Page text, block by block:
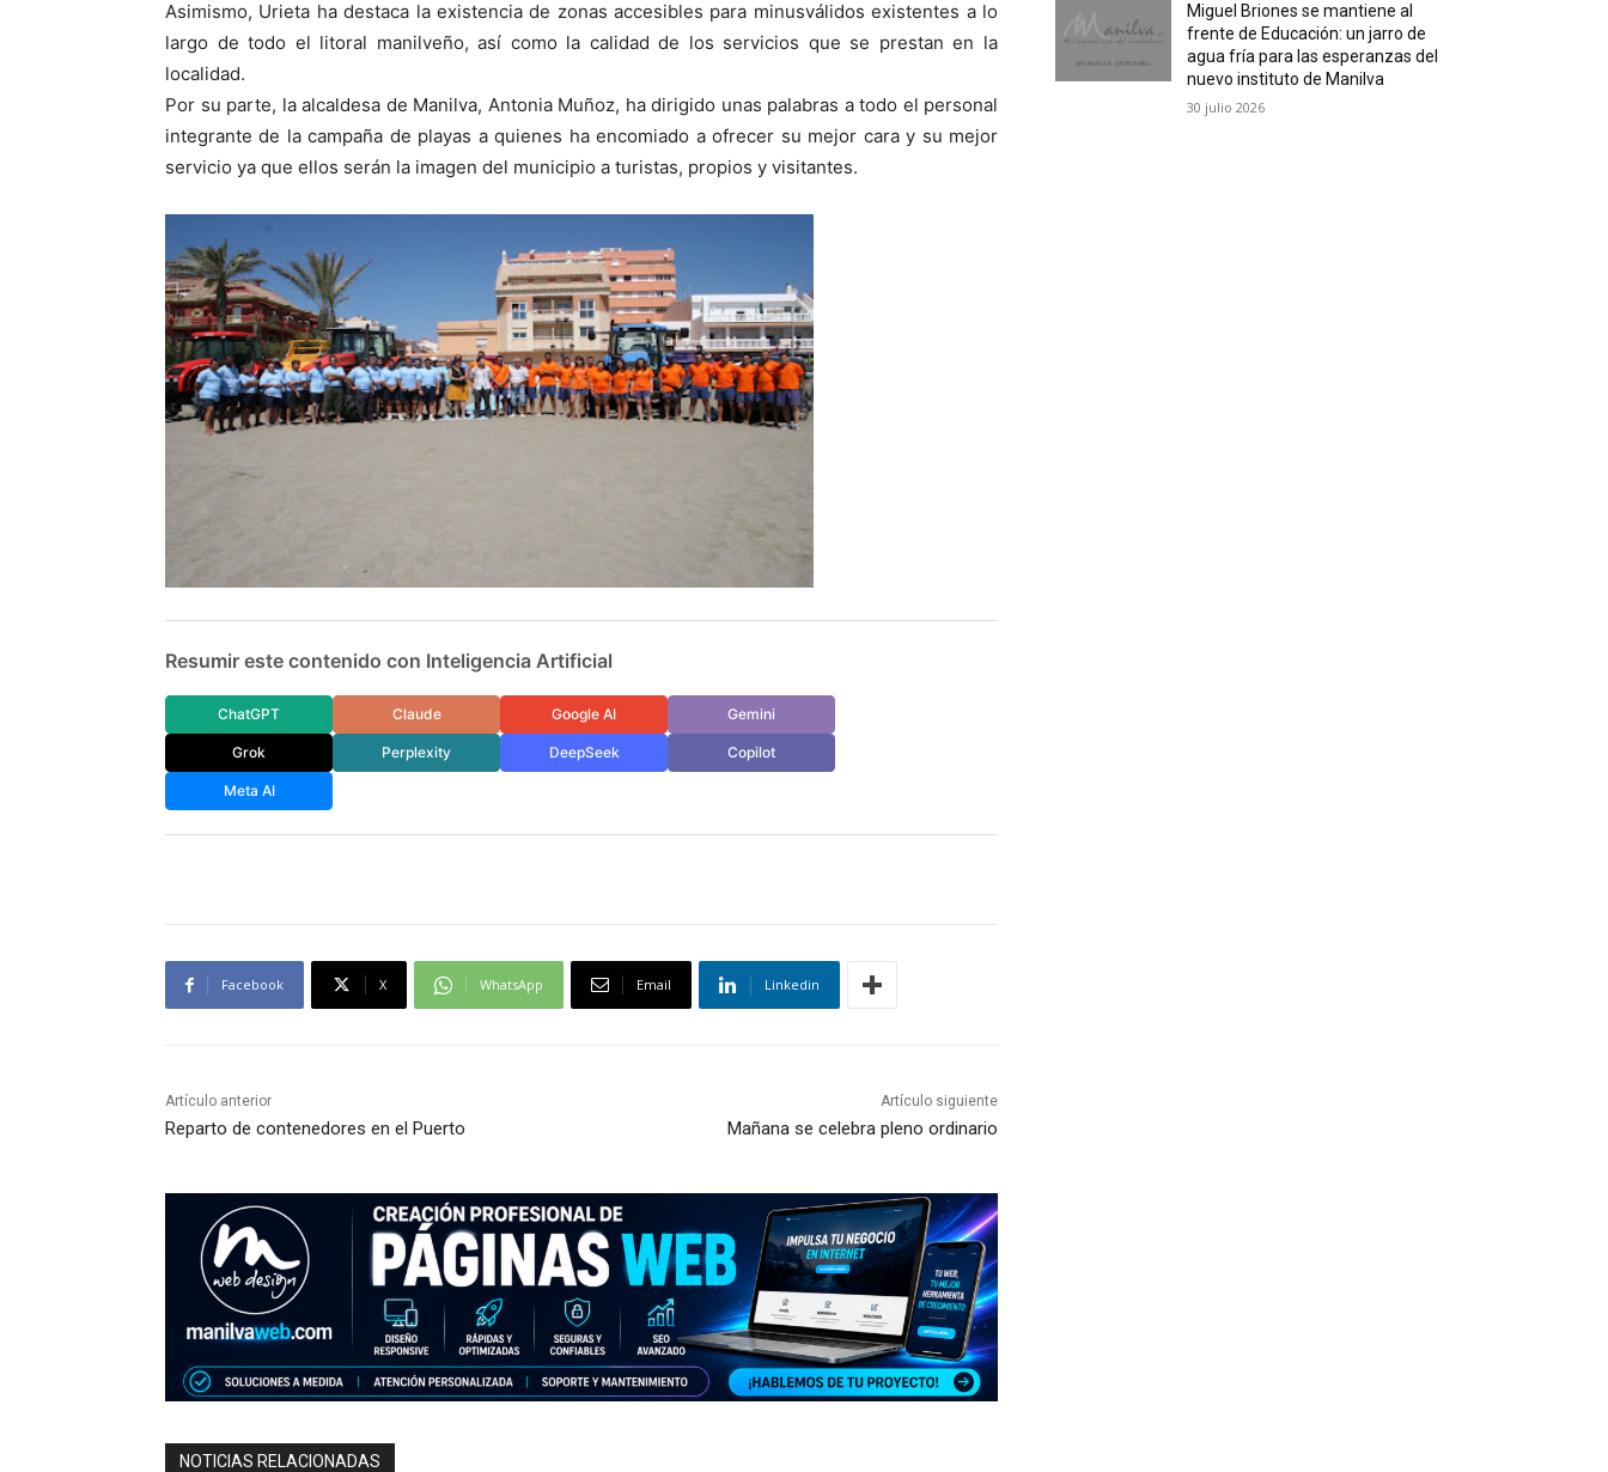
Asimismo, Urieta ha destaca la existencia de zonas accesibles para minusválidos existentes a lo
largo de todo el litoral manilveño, así como la calidad de los servicios que se prestan en la
localidad.
Por su parte, la alcaldesa de Manilva, Antonia Muñoz, ha dirigido unas palabras a todo el personal
integrante de la campaña de playas a quienes ha encomiado a ofrecer su mejor cara y su mejor
servicio ya que ellos serán la imagen del municipio a turistas, propios y visitantes.
Resumir este contenido con Inteligencia Artificial
ChatGPT Claude Google AI Gemini
Grok Perplexity DeepSeek Copilot
Meta AI
Facebook X WhatsApp Email Linkedin
Artículo anterior
Reparto de contenedores en el Puerto
Artículo siguiente
Mañana se celebra pleno ordinario
NOTICIAS RELACIONADAS
Miguel Briones se mantiene al
frente de Educación: un jarro de
agua fría para las esperanzas del
nuevo instituto de Manilva
30 julio 2026